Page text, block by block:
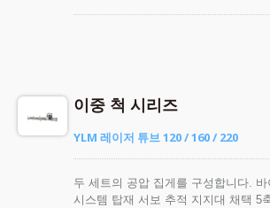
이중 척 시리즈
YLM 레이저 튜브 120 / 160 / 220
두 세트의 공압 집게를 구성합니다. 바
시스템 탑재 서보 추적 지지대 채택 5